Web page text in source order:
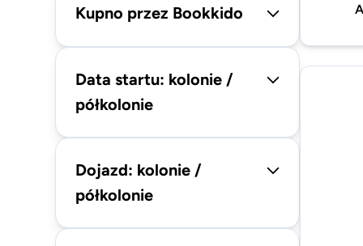
Kupno przez Bookkido
Data startu: kolonie /
półkolonie
Dojazd: kolonie /
półkolonie